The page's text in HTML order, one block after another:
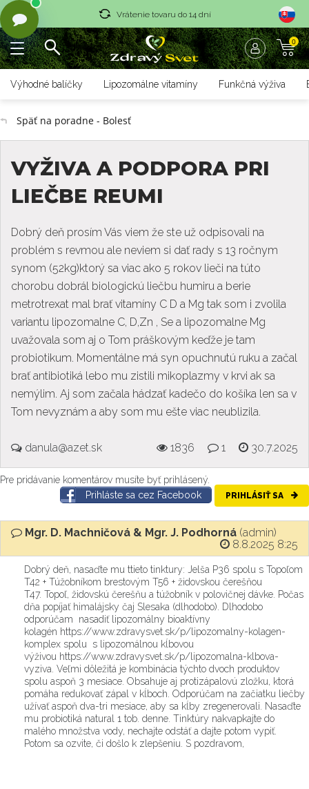
Vrátenie tovaru do 14 dní
Rýchle dodanie <36 hod 0
Výhodné balíčky Lipozomálne vitamíny Funkčná výživa
Späť na poradne - Bolesť
VYŽIVA A PODPORA PRI
LIEČBE REUMI
Dobrý deň prosím Vás viem že ste už odpisovali na
problém s revmou ale neviem si dať rady s 13 ročnym
synom (52kg)ktorý sa viac ako 5 rokov lieči na túto
chorobu dobrál biologickú liečbu humiru a berie
metrotrexat mal brať vitamíny C D a Mg tak som i zvolila
variantu lipozomalne C, D,Zn , Se a lipozomalne Mg
uvažovala som aj o Tom práškovým keďže je tam
probiotikum. Momentálne má syn opuchnutú ruku a začal
brať antibiotiká lebo mu zistili mikoplazmy v krvi ak sa
nemýlim. Aj som začala hádzať kadečo do košíka len sa v
Tom nevyznám a aby som mu ešte viac neublizila.
danula@azet.sk 1836 1 30.7.2025
Pre pridávanie komentárov musíte byť prihlásený.
Prihláste sa cez Facebook
PRIHLÁSIŤ SA
Mgr. D. Machničová & Mgr. J. Podhorná (admin)
8.8.2025 8:25
Dobrý deň, nasaďte mu ttieto tinktury: Jelša P36 spolu s Topoľom
T42 + Túžobníkom brestovým T56 + židovskou čerešňou
T47. Topoľ, židovskú čerešňu a túžobník v polovičnej dávke. Počas
dňa popíjať himalájsky čaj Slesaka (dlhodobo). Dlhodobo
odporúčam nasadiť lipozomálny bioaktívny
kolagén https://www.zdravysvet.sk/p/lipozomalny-kolagen-
komplex spolu s lipozomálnou kĺbovou
výživou https://www.zdravysvet.sk/p/lipozomalna-klbova-
vyziva. Veľmi dôležitá je kombinácia týchto dvoch produktov
spolu aspoň 3 mesiace. Obsahuje aj protizápalovú zložku, ktorá
pomáha redukovať zápal v kĺboch. Odporúčam na začiatku liečby
užívať aspoň dva-tri mesiace, aby sa kĺby zregenerovali. Nasaďte
mu probiotiká natural 1 tob. denne. Tinktúry nakvapkajte do
malého množstva vody, nechajte odstáť a dajte potom vypiť.
Potom sa ozvite, či došlo k zlepšeniu. S pozdravom,